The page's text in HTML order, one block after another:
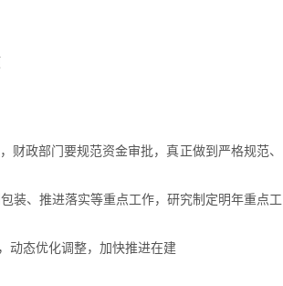
政部门要规范资金审批，真正做到严格规范、
装、推进落实等重点工作，研究制定明年重点工
动态优化调整，加快推进在建